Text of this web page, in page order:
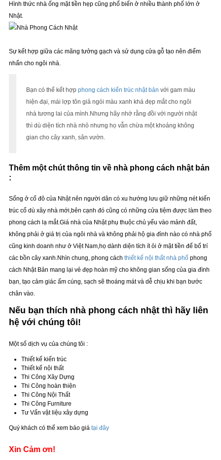
Hình thức nhà ống mặt tiền hẹp cũng phổ biến ở nhiều thành phố lớn ở
Nhật.
Sự kết hợp giữa các mãng tưởng gạch và sử dụng cửa gỗ tạo nên điểm
nhấn cho ngôi nhà.
Bạn có thể kết hợp phong cách kiến trúc nhật bản với gam màu
hiện đại, mái lợp tôn giả ngói màu xanh khá đẹp mắt cho ngôi
nhà tương lai của mình.Nhưng hãy nhớ rằng đồi với người nhật
thì dù diện tích nhà nhỏ nhưng họ vẫn chừa một khoảng không
gian cho cây xanh, sân vườn.
Thêm một chút thông tin về nhà phong cách nhật bản
:
Sống ở cố đô của Nhật nên người dân có xu hướng lưu giữ những nét kiến
trúc cổ dù xây nhà mới,bên cạnh đó cũng có những cửa tiệm được làm theo
phong cách lạ mắt.Giá nhà của Nhật phụ thuộc chủ yếu vào mảnh đất,
không phải ở giá trị của ngôi nhà và không phải hộ gia đình nào có nhà phố
cũng kinh doanh như ở Việt Nam,họ dành diện tích ít ỏi ở mặt tiền để bố trí
các bồn cây xanh.Nhìn chung, phong cách thiết kế nội thất nhà phốphong
cách Nhật Bản mang lại vẻ đẹp hoàn mỹ cho không gian sống của gia đình
bạn, tạo cảm giác ấm cúng, sạch sẽ thoáng mát và dễ chịu khi bạn bước
chân vào.
Nếu bạn thích nhà phong cách nhật thì hãy liên
hệ với chúng tôi!
Một số dịch vụ của chúng tôi :
Thiết kế kiến trúc
Thiết kế nội thất
Thi Công Xây Dựng
Thi Công hoàn thiện
Thi Công Nội Thất
Thi Công Furniture
Tư Vấn vật liệu xây dựng
Quý khách có thể xem báo giá tại đây
Xin Cảm ơn!